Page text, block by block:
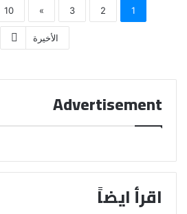
1
2
3
»
10
الأخيرة
Advertisement
اقرأ ايضاً